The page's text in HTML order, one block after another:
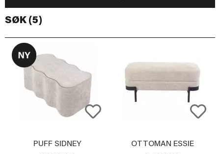
SØK (5)
PUFF SIDNEY OTTOMAN ESSIE